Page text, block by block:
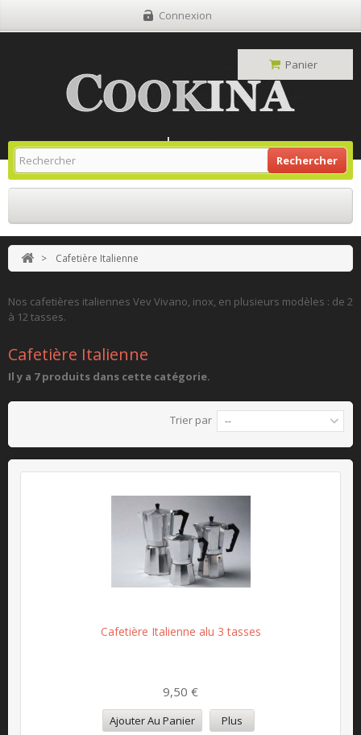
Connexion
Rechercher
Panier
Site Grill Gaz Retour À L'accueil
> Cafetière Italienne
Nos cafetières italiennes Vev Vivano, inox, en plusieurs modèles : de 2
à 12 tasses.
Cafetière Italienne
Il y a 7 produits dans cette catégorie.
Trier par --
Cafetière Italienne alu 3 tasses
9,50 €
Ajouter Au Panier Plus